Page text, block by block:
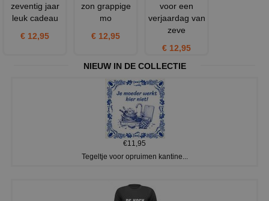
zeventig jaar
leuk cadeau
€ 12,95
zon grappige
mo
€ 12,95
voor een
verjaardag van
zeve
€ 12,95
NIEUW IN DE COLLECTIE
€11,95
Tegeltje voor opruimen kantine...